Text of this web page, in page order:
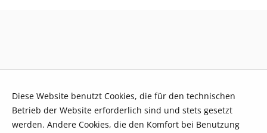
Diese Website benutzt Cookies, die für den technischen
Betrieb der Website erforderlich sind und stets gesetzt
werden. Andere Cookies, die den Komfort bei Benutzung